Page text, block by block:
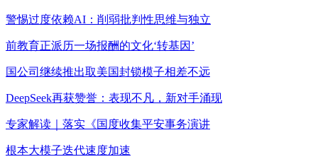
警惕过度依赖AI：削弱批判性思维与独立
前教育正派历一场报酬的文化‘转基因’
国公司继续推出取美国封锁模子相差不远
DeepSeek再获赞誉：表现不凡，新对手涌现
专家解读｜落实《国度收集平安事务演讲
根本大模子迭代速度加速